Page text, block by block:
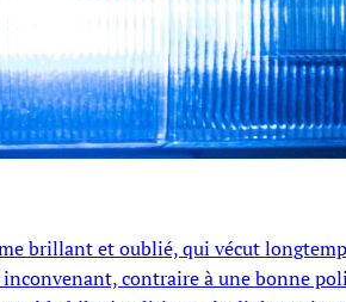
brillant et oublié, qui vécut
contraire à une bonne